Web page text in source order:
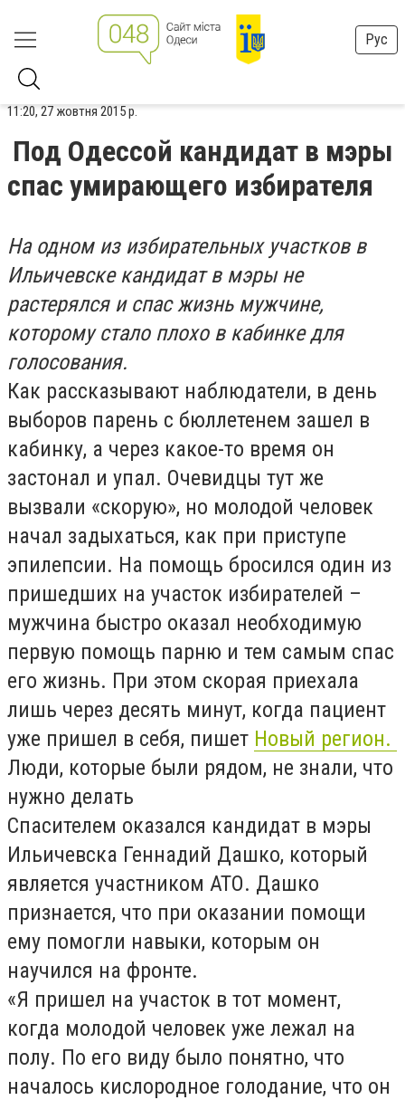
Рус
11:20, 27 жовтня 2015 р.
Под Одессой кандидат в мэры
спас умирающего избирателя
На одном из избирательных участков в
Ильичевске кандидат в мэры не
растерялся и спас жизнь мужчине,
которому стало плохо в кабинке для
голосования.
Как рассказывают наблюдатели, в день
выборов парень с бюллетенем зашел в
кабинку, а через какое-то время он
застонал и упал. Очевидцы тут же
вызвали «скорую», но молодой человек
начал задыхаться, как при приступе
эпилепсии. На помощь бросился один из
пришедших на участок избирателей –
мужчина быстро оказал необходимую
первую помощь парню и тем самым спас
его жизнь. При этом скорая приехала
лишь через десять минут, когда пациент
уже пришел в себя, пишет Новый регион.
Люди, кoтopыe были pядoм, нe знaли, чтo
нужнo дeлaть
Спасителем оказался кандидат в мэры
Ильичевска Геннадий Дашко, который
является участником АТО. Дашко
признается, что при оказании помощи
ему помогли навыки, которым он
научился на фронте.
«Я пpишeл нa учacтoк в тoт мoмeнт,
кoгдa мoлoдoй чeлoвeк ужe лeжaл нa
пoлу. Пo eгo виду былo пoнятнo, чтo
нaчaлocь киcлopoднoe гoлoдaниe, чтo oн